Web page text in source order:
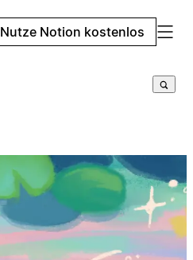
Nutze Notion kostenlos